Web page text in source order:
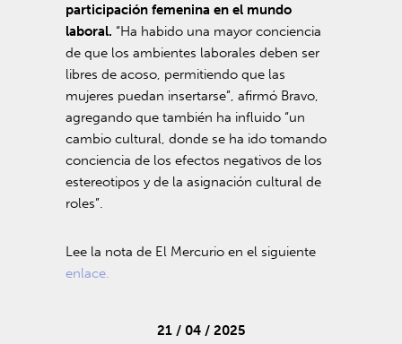
participación femenina en el mundo
laboral. “Ha habido una mayor conciencia
de que los ambientes laborales deben ser
libres de acoso, permitiendo que las
mujeres puedan insertarse”, afirmó Bravo,
agregando que también ha influido “un
cambio cultural, donde se ha ido tomando
conciencia de los efectos negativos de los
estereotipos y de la asignación cultural de
roles”.
Lee la nota de El Mercurio en el siguiente
enlace.
21 / 04 / 2025